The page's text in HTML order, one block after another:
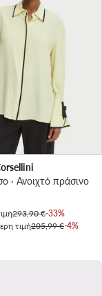
· Ανοιχτό πράσινο
293,90 €-33%
τιμή205,99 €-4%